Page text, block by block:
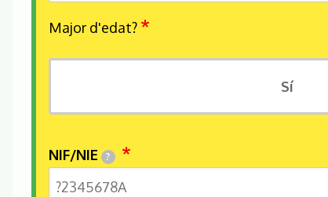
Major d'edat?
Sí
NIF/NIE ?